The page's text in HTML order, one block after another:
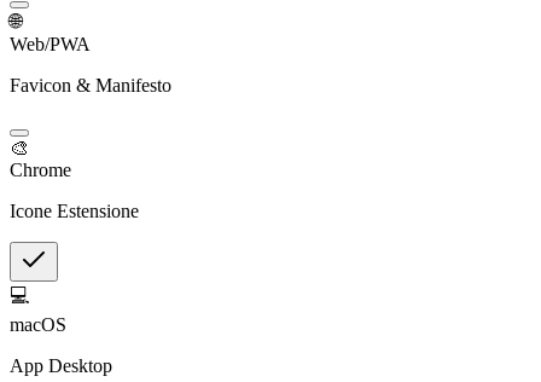
🌐
Web/PWA
Favicon & Manifesto
🎨
Chrome
Icone Estensione
💻
macOS
App Desktop